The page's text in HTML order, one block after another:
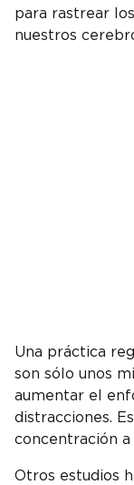
para rastrear
nuestros
Una práctica
son sólo unos
aumentar el
distracciones.
concentración
Otros estudios